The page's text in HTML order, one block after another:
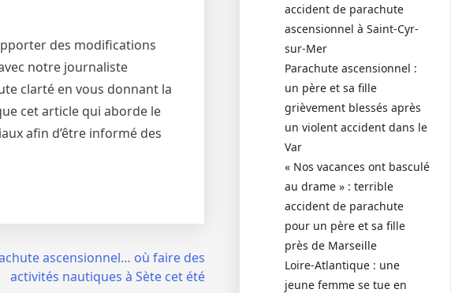
des modifications
notre journaliste
clarté en vous donnant la
cet article qui aborde le
afin d’être informé des
ascensionnel… où faire des
activités nautiques à Sète cet été
accident de parachute
ascensionnel à Saint-Cyr-
sur-Mer
Parachute ascensionnel :
un père et sa fille
grièvement blessés après
un violent accident dans le
Var
« Nos vacances ont basculé
au drame » : terrible
accident de parachute
pour un père et sa fille
près de Marseille
Loire-Atlantique : une
jeune femme se tue en